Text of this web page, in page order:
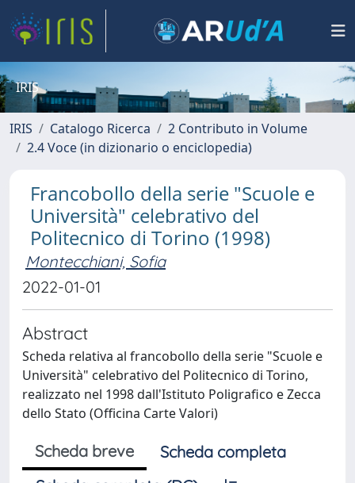
IRIS
IRIS Catalogo Ricerca
2 Contributo in Volume
2.4 Voce (in dizionario o enciclopedia)
Francobollo della serie "Scuole e
Università" celebrativo del
Politecnico di Torino (1998)
Montecchiani, Sofia
2022-01-01
Abstract
Scheda relativa al francobollo della serie "Scuole e
Università" celebrativo del Politecnico di Torino,
realizzato nel 1998 dall'Istituto Poligrafico e Zecca
dello Stato (Officina Carte Valori)
Scheda breve
Scheda completa